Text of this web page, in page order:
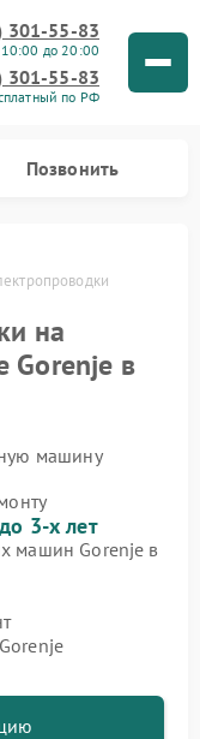
301-55-83
10:00 до 20:00
301-55-83
по РФ
Позвонить
на
Gorenje в
машину
до 3-х лет
машин Gorenje в